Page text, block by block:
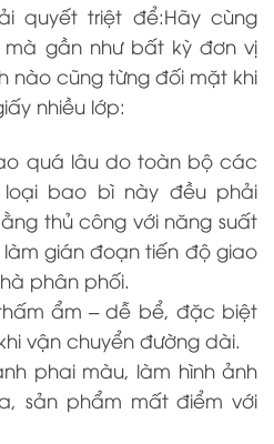
quyết triệt để:Hãy cùng
mà gần như bất kỳ đơn vị
nào cũng từng đối mặt khi
nhiều lớp:
quá lâu do toàn bộ các
bao bì này đều phải
thủ công với năng suất
gián đoạn tiến độ giao
phân phối.
ẩm – dễ bể, đặc biệt
vận chuyển đường dài.
phai màu, làm hình ảnh
sản phẩm mất điểm với